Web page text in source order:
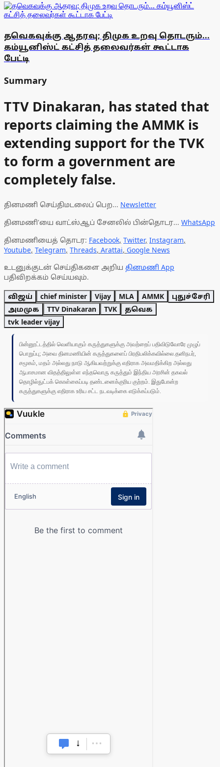
தவெகவுக்கு ஆதரவு; திமுக உறவு தொடரும்...
கம்யூனிஸ்ட் கட்சித் தலைவர்கள் கூட்டாக
பேட்டி
Summary
TTV Dinakaran, has stated that
reports claiming the AMMK is
extending support for the TVK
to form a government are
completely false.
தினமணி செய்திமடலைப் பெற... Newsletter
தினமணி'யை வாட்ஸ்ஆப் சேனலில் பின்தொடர... WhatsApp
தினமணியைத் தொடர: Facebook, Twitter, Instagram,
Youtube, Telegram, Threads, Arattai, Google News
உடனுக்குடன் செய்திகளை அறிய தினமணி App
பதிவிறக்கம் செய்யவும்.
விஜய் chief minister Vijay MLA AMMK
புதுச்சேரி
அமமுக
TTV Dinakaran TVK
தவெக
tvk leader vijay
பின்னூட்டத்தில் வெளியாகும் கருத்துகளுக்கு அவற்றைப் பதிவிடுவோரே முழுப்
பொறுப்பு; அவை தினமணியின் கருத்துகளைப் பிரதிபலிக்கவில்லை.தனிநபர்,
சமூகம், மதம் அல்லது நாடு ஆகியவற்றுக்கு எதிராக அவமதிக்கிற அல்லது
ஆபாசமான விதத்திலுள்ள எந்தவொரு கருத்தும் இந்திய அரசின் தகவல்
தொழில்நுட்பக் கொள்கைப்படி தண்டனைக்குரிய குற்றம். இதுபோன்ற
கருத்துகளுக்கு எதிராக உரிய சட்ட நடவடிக்கை எடுக்கப்படும்.